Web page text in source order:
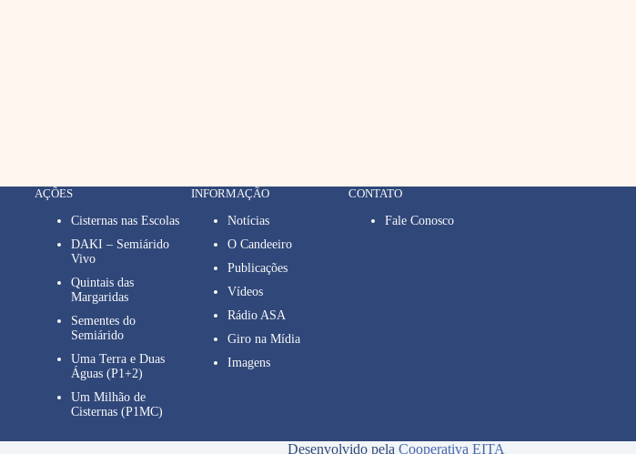
AÇÕES
Cisternas nas Escolas
DAKI – Semiárido
Vivo
Quintais das
Margaridas
Sementes do
Semiárido
Uma Terra e Duas
Águas (P1+2)
Um Milhão de
Cisternas (P1MC)
INFORMAÇÃO
Notícias
O Candeeiro
Publicações
Vídeos
Rádio ASA
Giro na Mídia
Imagens
CONTATO
Fale Conosco
Desenvolvido pela Cooperativa EITA